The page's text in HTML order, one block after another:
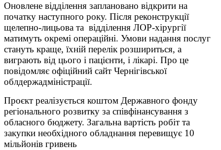
Оновлене відділення заплановано відкрити на
початку наступного року. Після реконструкції
щелепно-лицьова та відділення ЛОР-хірургії
матимуть окремі операційні. Умови надання послуг
стануть краще, їхній перелік розшириться, а
виграють від цього і пацієнти, і лікарі. Про це
повідомляє офіційний сайт Чернігівської
облдержадміністрації.
Проєкт реалізується коштом Державного фонду
регіонального розвитку за співфінансування з
обласного бюджету. Загальна вартість робіт та
закупки необхідного обладнання перевищує 10
мільйонів гривень